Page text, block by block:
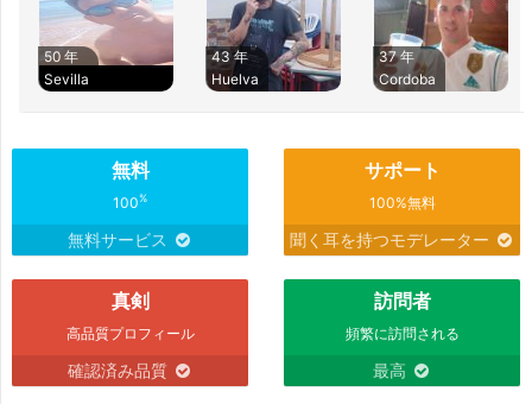
50 年
Sevilla
43 年
Huelva
37 年
Cordoba
無料
100%
無料サービス
サポート
100%無料
聞く耳を持つモデレーター
真剣
高品質プロフィール
確認済み品質
訪問者
頻繁に訪問される
最高